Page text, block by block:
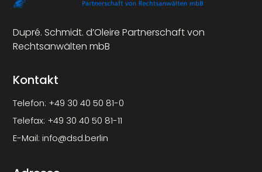
Dupré. Schmidt. d’Oleire Partnerschaft von
Rechtsanwälten mbB
Kontakt
Telefon: +49 30 40 50 81-0
Telefax: +49 30 40 50 81-11
E-Mail:info@dsd.berlin